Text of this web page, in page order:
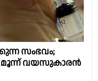
സംഭവം;
മൂന്ന് വയസുകാരന്‍